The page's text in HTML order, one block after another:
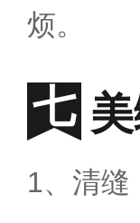
烦。
1、清缝